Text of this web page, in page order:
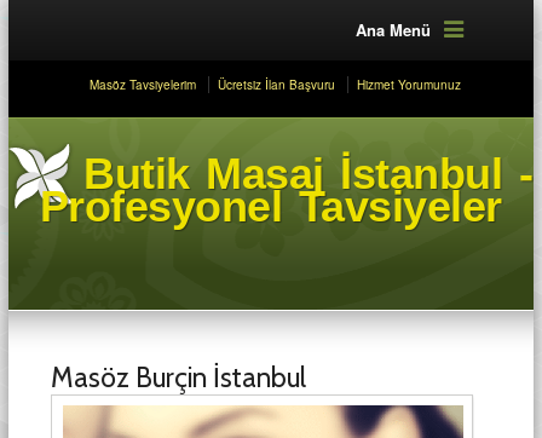
Ana Menü
Masöz Tavsiyelerim Ücretsiz İlan Başvuru Hizmet Yorumunuz
Butik Masaj İstanbul -
Profesyonel Tavsiyeler
Masöz Burçin İstanbul